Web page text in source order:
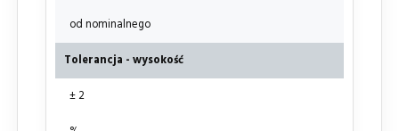
od nominalnego
Tolerancja - wysokość
± 2